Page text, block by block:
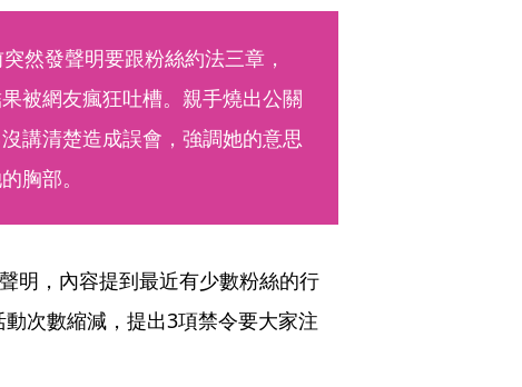
然發聲明要跟粉絲約法三章，
被網友瘋狂吐槽。親手燒出公關
講清楚造成誤會，強調她的意思
胸部。
明，內容提到最近有少數粉絲的行
次數縮減，提出3項禁令要大家注